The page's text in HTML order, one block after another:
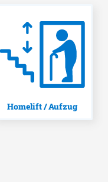
Homelift / Aufzug